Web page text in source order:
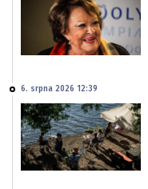
6. srpna 2026 12:39